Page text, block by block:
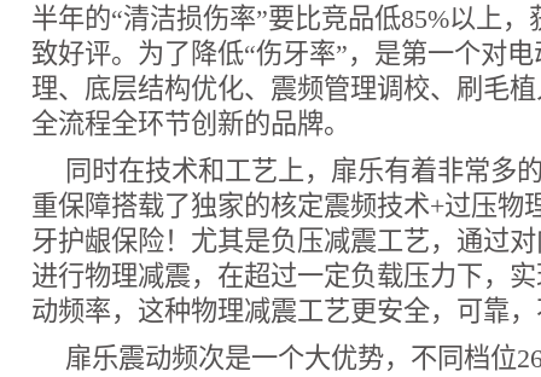
半年的“清洁损伤率”要比竞品低85%以上
致好评。为了降低“伤牙率”，是第一个对
理、底层结构优化、震频管理调校、刷毛
全流程全环节创新的品牌。
同时在技术和工艺上，扉乐有着非常多
重保障搭载了独家的核定震频技术+过压物
牙护龈保险！尤其是负压减震工艺，通过
进行物理减震，在超过一定负载压力下，
动频率，这种物理减震工艺更安全，可靠
扉乐震动频次是一个大优势，不同档位